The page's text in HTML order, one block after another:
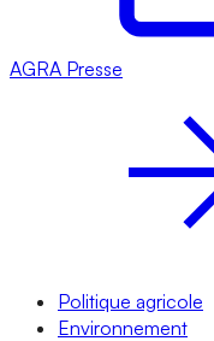
AGRA Presse
Politique agricole
Environnement